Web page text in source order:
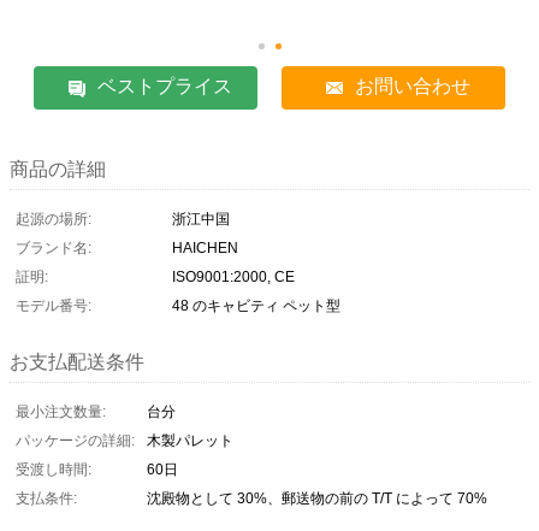
ベストプライス お問い合わせ
商品の詳細
起源の場所:
浙江中国
ブランド名:
HAICHEN
証明:
ISO9001:2000, CE
モデル番号:
48 のキャビティ ペット型
お支払配送条件
最小注文数量:
台分
パッケージの詳細:
木製パレット
受渡し時間:
60日
支払条件:
沈殿物として 30%、郵送物の前の T/T によって 70%